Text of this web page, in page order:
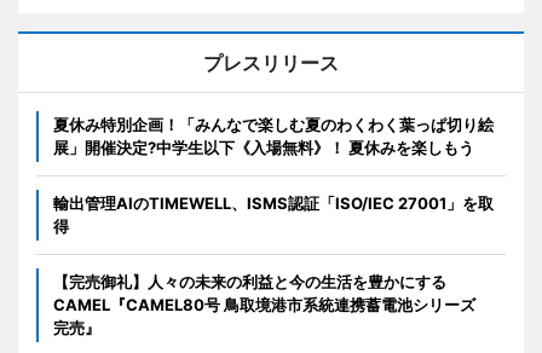
プレスリリース
夏休み特別企画！「みんなで楽しむ夏のわくわく葉っぱ切り絵
展」開催決定?中学生以下《入場無料》！ 夏休みを楽しもう
輸出管理AIのTIMEWELL、ISMS認証「ISO/IEC 27001」を取
得
【完売御礼】人々の未来の利益と今の生活を豊かにする
CAMEL『CAMEL80号 鳥取境港市系統連携蓄電池シリーズ
完売』